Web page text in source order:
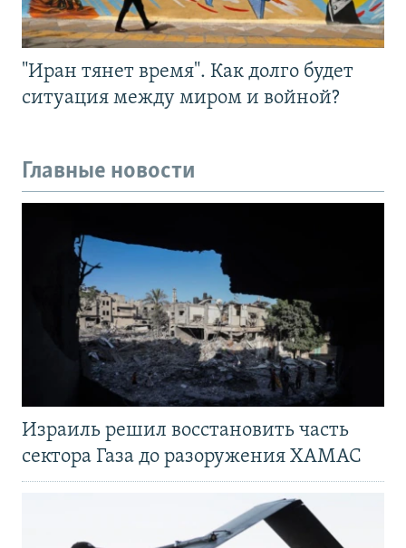
"Иран тянет время". Как долго будет
ситуация между миром и войной?
Главные новости
Израиль решил восстановить часть
сектора Газа до разоружения ХАМАС